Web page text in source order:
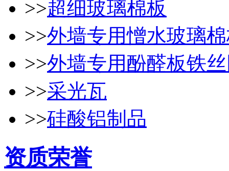
>>超细玻璃棉板
>>外墙专用憎水玻璃
>>外墙专用酚醛板铁
>>采光瓦
>>硅酸铝制品
资质荣誉